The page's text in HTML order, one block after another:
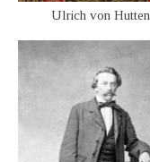
Ulrich von Hutten